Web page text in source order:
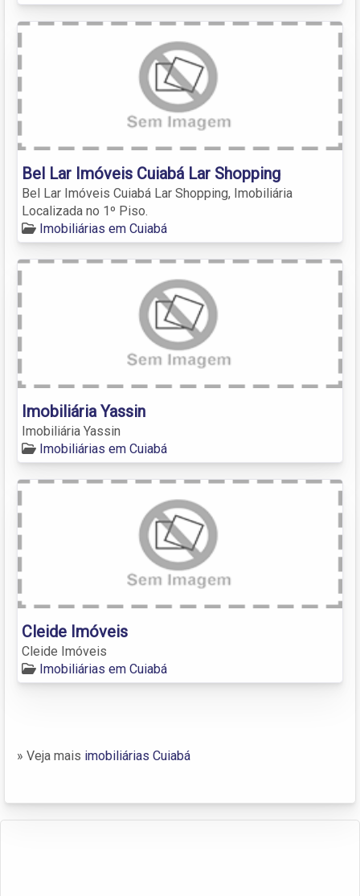
Bel Lar Imóveis Cuiabá Lar Shopping
Bel Lar Imóveis Cuiabá Lar Shopping, Imobiliária
Localizada no 1º Piso.
Imobiliárias em Cuiabá
Imobiliária Yassin
Imobiliária Yassin
Imobiliárias em Cuiabá
Cleide Imóveis
Cleide Imóveis
Imobiliárias em Cuiabá
» Veja mais imobiliárias Cuiabá